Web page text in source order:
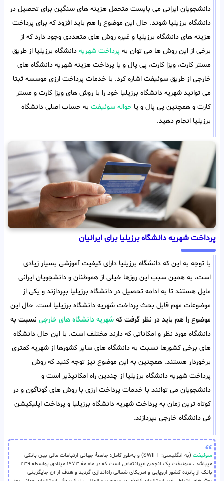
دانشجویان ایرانی می بایست متحمل هزینه های سنگین برای تحصیل در
دانشگاه برزیلیا شوند. حال این موضوع را هم باید افزود که برای پرداخت
هزینه های دانشگاه برزیلیا و غیره روش های متعددی وجود دارد که از
برخی از این روش ها می توان به پرداخت شهریه دانشگاه برزیلیا از طریق
مستر کارت، ویزا کارت، پی پال و یا پرداخت هزینه شهریه دانشگاه های
خارجی از طریق سوئیفت اشاره کرد. با خدمات پرداخت ارزی موسسه ثبتا
می توانید شهریه دانشگاه برزیلیا خود را با روش های ویزا کارت و مستر
کارت و همچنین پی پال و یا حواله سوئیفت به حساب اصلی دانشگاه
برزیلیا انجام دهید.
پرداخت شهریه دانشگاه برزیلیا برای ایرانیان
با توجه به این که دانشگاه برزیلیا دارای کیفیت آموزشی بسیار زیادی
است، به همین سبب این روزها خیلی از هموطنان و دانشجویان ایرانی
مایل هستند تا به ادامه تحصیل در دانشگاه برزیلیا بپردازند و یکی از
موضوعات مهم قابل بحث پرداخت شهریه دانشگاه برزیلیا است. حال این
موضوع را هم باید در نظر گرفت که شهریه دانشگاه های خارجی نسبت به
دانشگاه مورد نظر و امکاناتی که دارند مختلف است. با این حال دانشگاه
های برخی کشورها نسبت به دانشگاه های سایر کشورها از شهریه کمتری
برخوردار هستند. همچنین به این موضوع نیز توجه کنید که روش
پرداخت شهریه دانشگاه برزیلیا از چندین راه امکانپذیر است و
دانشجویان می توانند با خدمات پرداخت ارزی با روش های گوناگون و در
کوتاه ترین زمان به پرداخت شهریه دانشگاه برزیلیا و پرداخت اپلیکیشن
فی دانشگاه خارجی بپردازند.
سوئیفت
(به انگلیسی: SWIFT) و به‌طور کامل: جامعهٔ جهانی ارتباطات مالی بین بانکی
میباشد ، سوئیفت یک انجمن غیرانتفاعی است که در ماه مهٔ ۱۹۷۳ میلادی بواسطه ۲۳۹
بانک از پانزده کشور اروپایی و آمریکای شمالی راه‌اندازی گردید و هدف از آن جایگزینی